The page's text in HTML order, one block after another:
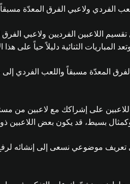
الفردي ولاعبي الفرق المعدّة
الثنائية دليلاً حياً على هذا
المعدّة مسبقاً واللعب الفردي
على إشراكك مع لاعبين من
بسيط، قد يكون بعض اللاعبين
موضوعي نسعى إلى إنشائه لرفع